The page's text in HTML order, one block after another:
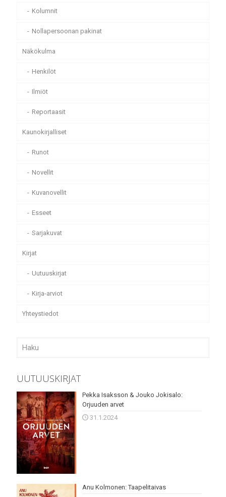
Kolumnit
Nollapersoonan pakinat
Näkökulma
Henkilöt
Ilmiöt
Reportaasit
Kaunokirjalliset
Runot
Novellit
Kuvanovellit
Esseet
Sarjakuvat
Kirjat
Uutuuskirjat
Kirja-arviot
Yhteystiedot
UUTUUSKIRJAT
Pekka Isaksson & Jouko Jokisalo:
Orjuuden arvet
31.1.2024
Anu Kolmonen: Taapelitaivas